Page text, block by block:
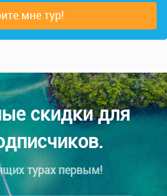
мне тур!
скидки для
турах первым!